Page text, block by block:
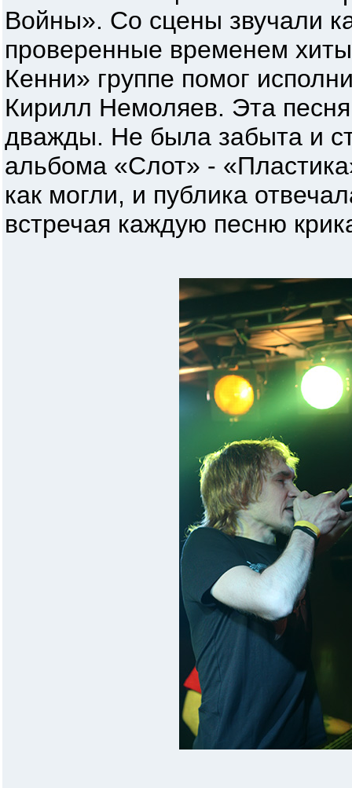
Войны». Со сцены звучали
проверенные временем
Кенни» группе помог
Кирилл Немоляев. Эта
дважды. Не была забыта и
альбома «Слот» -
как могли, и публика
встречая каждую песню